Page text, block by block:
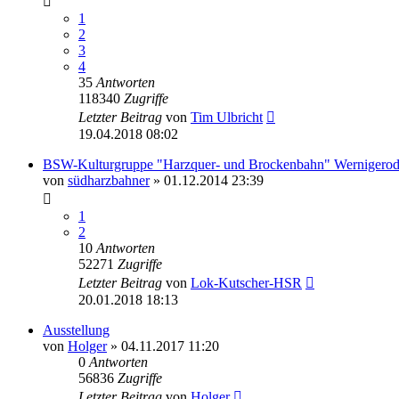
1
2
3
4
35 Antworten
118340 Zugriffe
Letzter Beitrag von Tim Ulbricht
19.04.2018 08:02
BSW-Kulturgruppe "Harzquer- und Brockenbahn"
von südharzbahner» 01.12.2014 23:39
1
2
10 Antworten
52271 Zugriffe
Letzter Beitrag von Lok-Kutscher-HSR
20.01.2018 18:13
Ausstellung
von Holger» 04.11.2017 11:20
0 Antworten
56836 Zugriffe